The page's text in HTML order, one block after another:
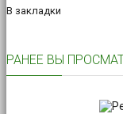
В закладки
РАНЕЕ ВЫ